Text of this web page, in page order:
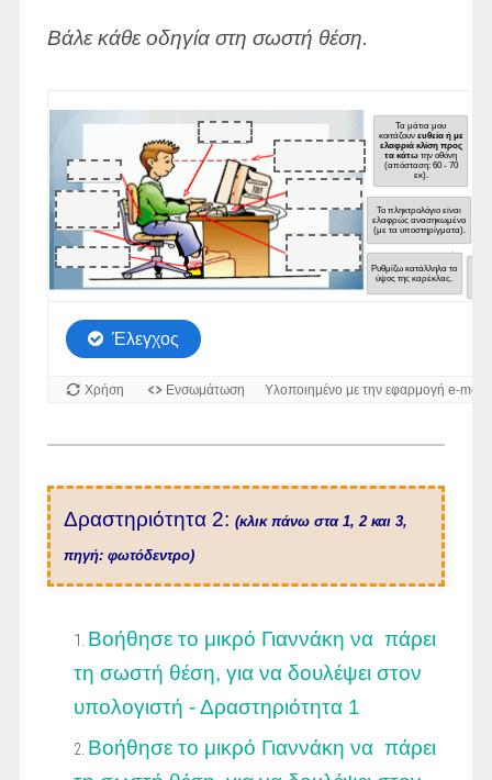
Βάλε κάθε οδηγία στη σωστή θέση.
Δραστηριότητα 2: (κλικ πάνω στα 1, 2 και 3,
πηγή: φωτόδεντρο)
Βοήθησε το μικρό Γιαννάκη να πάρει
τη σωστή θέση, για να δουλέψει στον
υπολογιστή - Δραστηριότητα 1
Βοήθησε το μικρό Γιαννάκη να πάρει